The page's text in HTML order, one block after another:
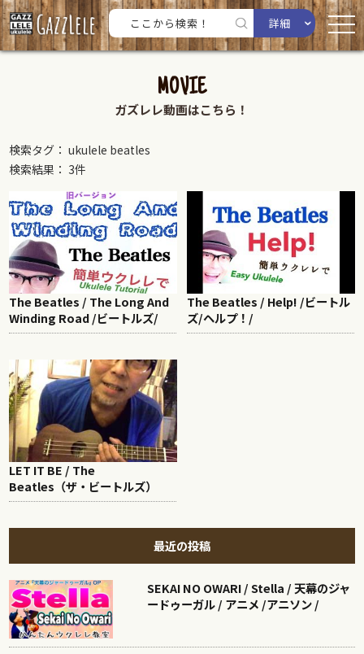
詳細
MOVIE
ガズレレ動画はこちら！
検索タグ： ukulele beatles
検索結果： 3件
The Beatles / The Long And
Winding Road /ビートルズ/
The Beatles / Help! /ビートル
ズ/ヘルプ！/
LET IT BE / The
Beatles（ザ・ビートルズ）
最近の投稿
SEKAI NO OWARI / Stella / 天幕のジャ
ードゥーガル / アニメ /アニソン /